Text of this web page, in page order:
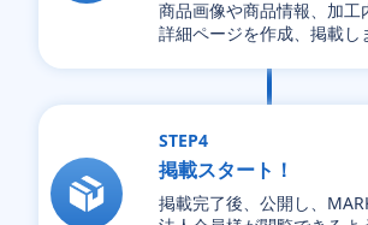
商品画像や商品情報、加工
詳細ページを作成、掲載し
STEP4
掲載スタート！
掲載完了後、公開し、